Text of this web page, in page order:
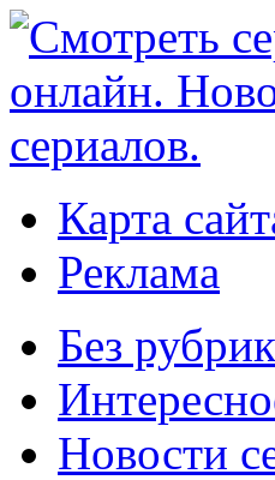
Карта
Реклама
Без
Новости